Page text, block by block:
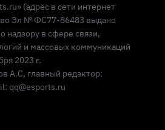
(адрес в сети интернет
Эл № ФС77-86483 выдано
надзору в сфере связи,
и массовых коммуникаций
2023 г.
А.С, главный редактор:
qq@esports.ru